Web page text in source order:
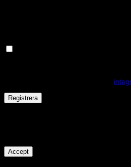
Registrera
Accept